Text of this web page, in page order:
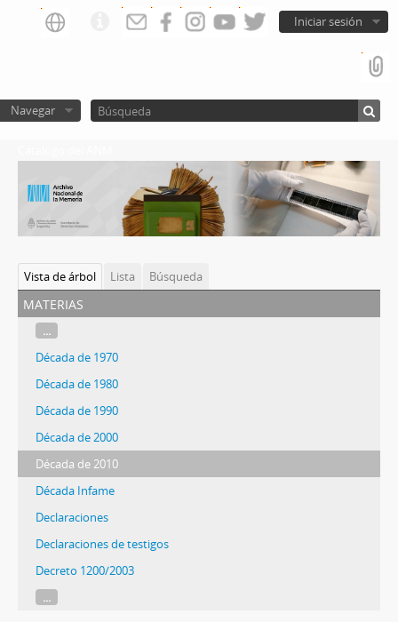
Iniciar sesión
Navegar
Vista de árbol Lista Búsqueda
materias
...
Década de 1970
Década de 1980
Década de 1990
Década de 2000
Década de 2010
Década Infame
Declaraciones
Declaraciones de testigos
Decreto 1200/2003
...